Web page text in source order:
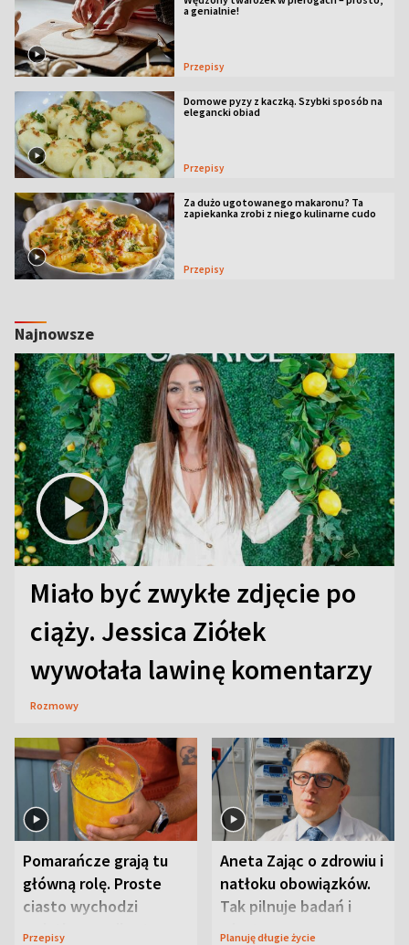
a genialnie!
Przepisy
Domowe pyzy z kaczką. Szybki sposób na
elegancki obiad
Przepisy
Za dużo ugotowanego makaronu? Ta
zapiekanka zrobi z niego kulinarne cudo
Przepisy
Najnowsze
Miało być zwykłe zdjęcie po
ciąży. Jessica Ziółek
wywołała lawinę komentarzy
Rozmowy
Pomarańcze grają tu
główną rolę. Proste
ciasto wychodzi
wyjątkowo wilgotne
Przepisy
Aneta Zając o zdrowiu i
natłoku obowiązków.
Tak pilnuje badań i
wizyt
Planuję długie życie